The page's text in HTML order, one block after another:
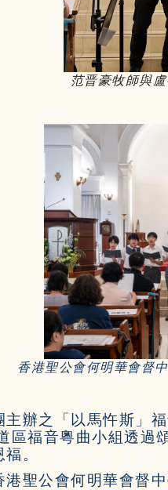
范晋豪牧師與
香港聖公會何明華會督
主辦之「以馬忤斯」
區福音粵曲小組透過
。
港聖公會何明華會督